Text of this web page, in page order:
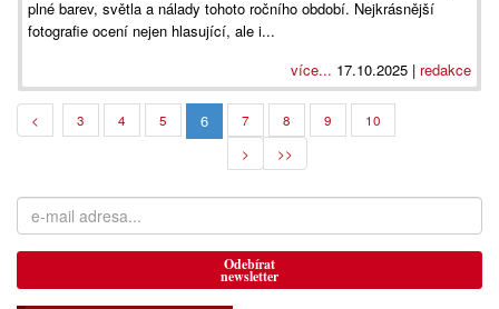
plné barev, světla a nálady tohoto ročního období. Nejkrásnější
fotografie ocení nejen hlasující, ale i...
více... 17.10.2025 | redakce
< 3 4 5 6 7 8 9
10
>
>>
Odebírat
newsletter